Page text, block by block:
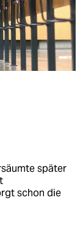
später
schon die